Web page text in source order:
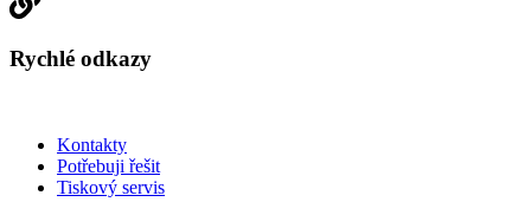
Rychlé odkazy
Kontakty
Potřebuji řešit
Tiskový servis